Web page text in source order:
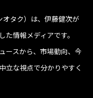
オタク）は、伊藤健次が
情報メディアです。
ースから、市場動向、今
立な視点で分かりやすく